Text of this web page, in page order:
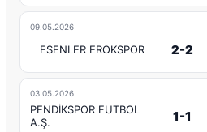
09.05.2026
ESENLER EROKSPOR 2-2
03.05.2026
PENDİKSPOR FUTBOL
A.Ş.
1-1